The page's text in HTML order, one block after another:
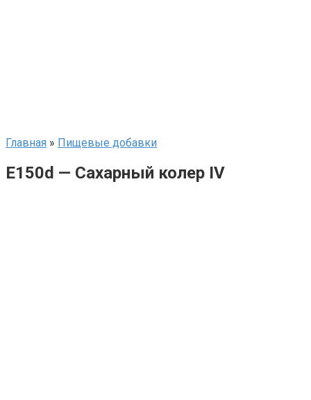
Главная » Пищевые добавки
E150d — Сахарный колер IV